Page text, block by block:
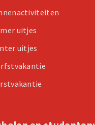
uitjes
uitjes